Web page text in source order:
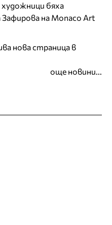
бяха
на Monaco Art
нова страница в
още новини...